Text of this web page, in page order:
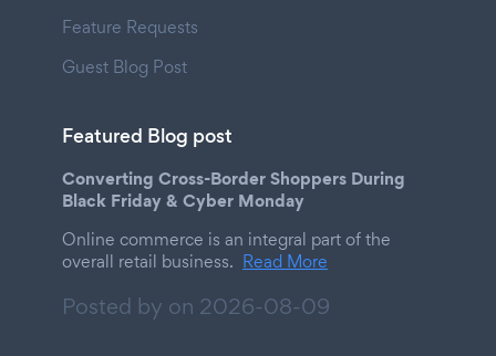
Feature Requests
Guest Blog Post
Featured Blog post
Converting Cross-Border Shoppers During
Black Friday & Cyber Monday
Online commerce is an integral part of the
overall retail business. Read More
Posted by on 2026-08-09